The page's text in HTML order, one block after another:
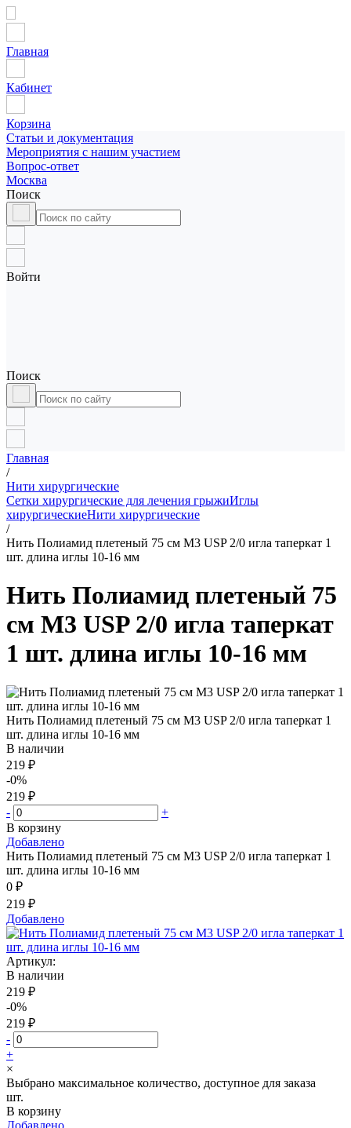
Главная
Кабинет
Корзина
Статьи и документация
Мероприятия с нашим участием
Вопрос-ответ
Москва
Поиск
Войти
Поиск
Главная
/
Нити хирургические
Сетки хирургические для лечения грыжиИглы
хирургическиеНити хирургические
/
Нить Полиамид плетеный 75 см М3 USP 2/0 игла таперкат 1
шт. длина иглы 10-16 мм
Нить Полиамид плетеный 75
см М3 USP 2/0 игла таперкат
1 шт. длина иглы 10-16 мм
Нить Полиамид плетеный 75 см М3 USP 2/0 игла таперкат 1
шт. длина иглы 10-16 мм
В наличии
219 ₽
-0%
219 ₽
-
+
В корзину
Добавлено
Нить Полиамид плетеный 75 см М3 USP 2/0 игла таперкат 1
шт. длина иглы 10-16 мм
0 ₽
219 ₽
Добавлено
Артикул:
В наличии
219 ₽
-0%
219 ₽
-
+
×
Выбрано максимальное количество, доступное для заказа
шт.
В корзину
Добавлено